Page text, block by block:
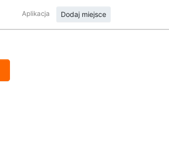
Aplikacja Dodaj miejsce